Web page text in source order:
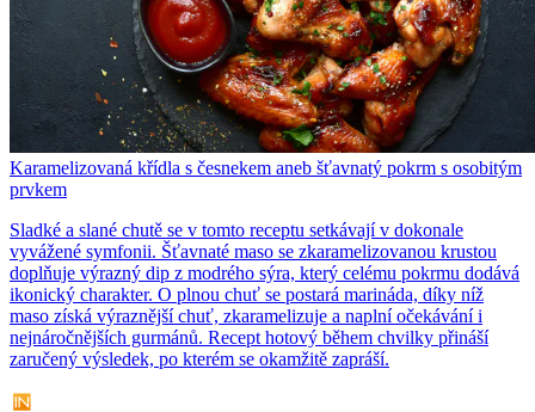
Karamelizovaná křídla s česnekem aneb šťavnatý pokrm s osobitým
prvkem
Sladké a slané chutě se v tomto receptu setkávají v dokonale
vyvážené symfonii. Šťavnaté maso se zkaramelizovanou krustou
doplňuje výrazný dip z modrého sýra, který celému pokrmu dodává
ikonický charakter. O plnou chuť se postará marináda, díky níž
maso získá výraznější chuť, zkaramelizuje a naplní očekávání i
nejnáročnějších gurmánů. Recept hotový během chvilky přináší
zaručený výsledek, po kterém se okamžitě zapráší.